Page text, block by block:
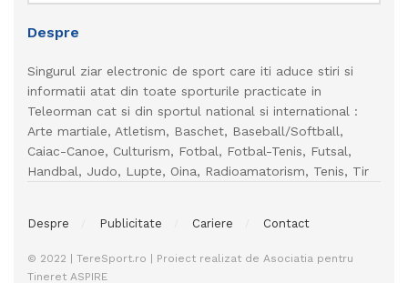
Despre
Singurul ziar electronic de sport care iti aduce stiri si
informatii atat din toate sporturile practicate in
Teleorman cat si din sportul national si international :
Arte martiale, Atletism, Baschet, Baseball/Softball,
Caiac-Canoe, Culturism, Fotbal, Fotbal-Tenis, Futsal,
Handbal, Judo, Lupte, Oina, Radioamatorism, Tenis, Tir
Despre Publicitate Cariere Contact
© 2022 | TereSport.ro | Proiect realizat de Asociatia pentru
Tineret ASPIRE